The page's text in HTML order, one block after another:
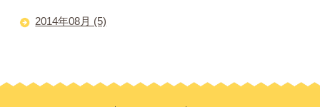
2014年08月 (5)